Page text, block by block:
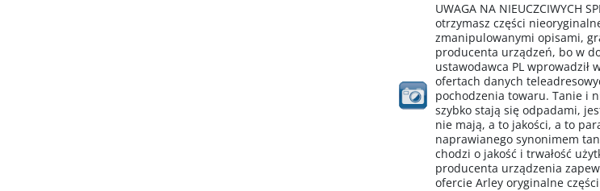
UWAGA NA NIEUCZCIWYCH
otrzymasz części
zmanipulowanymi opisami,
producenta urządzeń, bo w
ustawodawca PL wprowadził
ofertach danych
pochodzenia towaru. Tanie i
szybko stają się odpadami,
nie mają, a to jakości, a to
naprawianego synonimem
chodzi o jakość i trwałość
producenta urządzenia
ofercie Arley oryginalne